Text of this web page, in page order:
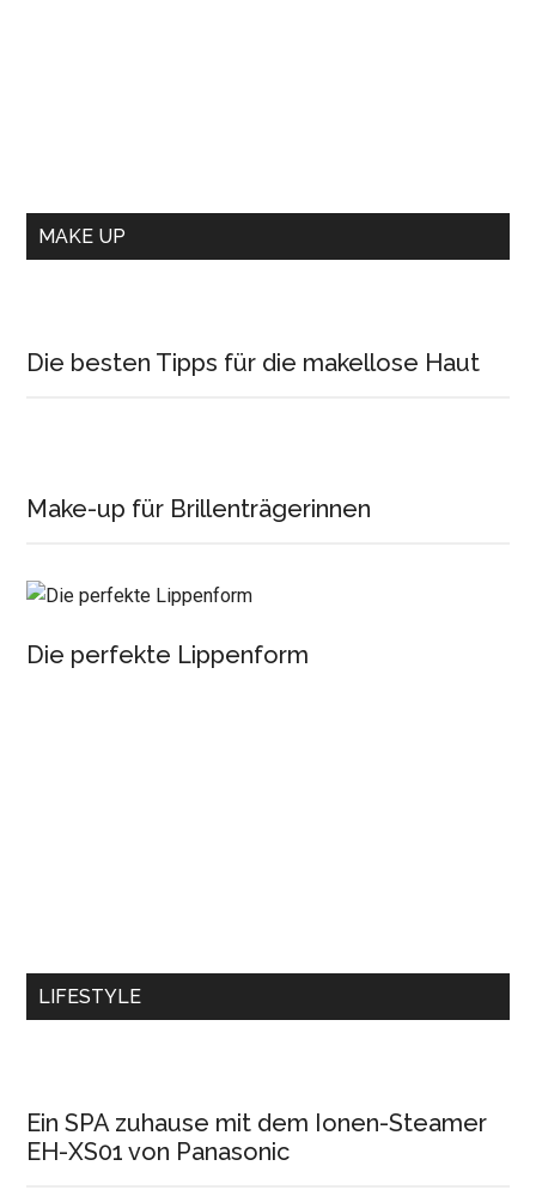
MAKE UP
Die besten Tipps für die makellose Haut
Make-up für Brillenträgerinnen
Die perfekte Lippenform
LIFESTYLE
Ein SPA zuhause mit dem Ionen-Steamer
EH-XS01 von Panasonic